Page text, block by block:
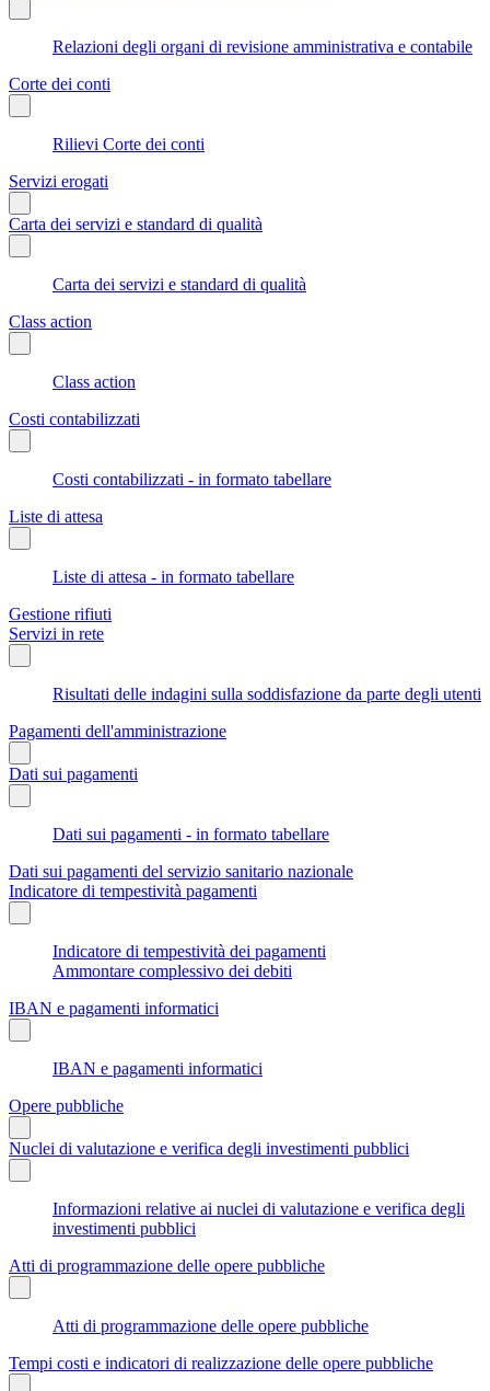
Relazioni degli organi di revisione amministrativa e contabile
Corte dei conti
Rilievi Corte dei conti
Servizi erogati
Carta dei servizi e standard di qualità
Carta dei servizi e standard di qualità
Class action
Class action
Costi contabilizzati
Costi contabilizzati - in formato tabellare
Liste di attesa
Liste di attesa - in formato tabellare
Gestione rifiuti
Servizi in rete
Risultati delle indagini sulla soddisfazione da parte degli utenti
Pagamenti dell'amministrazione
Dati sui pagamenti
Dati sui pagamenti - in formato tabellare
Dati sui pagamenti del servizio sanitario nazionale
Indicatore di tempestività pagamenti
Indicatore di tempestività dei pagamenti
Ammontare complessivo dei debiti
IBAN e pagamenti informatici
IBAN e pagamenti informatici
Opere pubbliche
Nuclei di valutazione e verifica degli investimenti pubblici
Informazioni relative ai nuclei di valutazione e verifica degli
investimenti pubblici
Atti di programmazione delle opere pubbliche
Atti di programmazione delle opere pubbliche
Tempi costi e indicatori di realizzazione delle opere pubbliche